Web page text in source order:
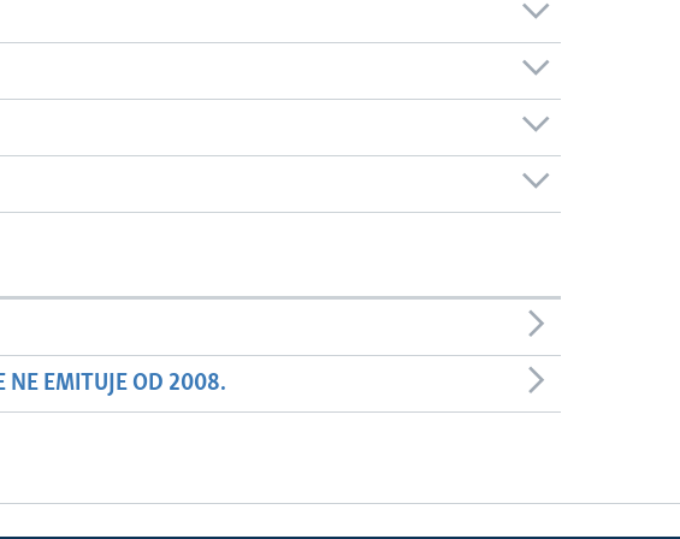
NE EMITUJE OD 2008.